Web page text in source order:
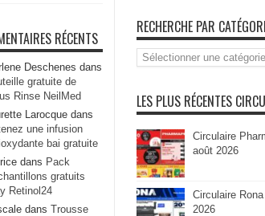
RÉCENTS
Deschenes dans
gratuite de
Rinse NeilMed
Larocque dans
une infusion
bai gratuite
dans Pack
gratuits
Retinol24
dans Trousse
RECHERCHE PAR
Recherche
par
LES PLUS RÉCENTES
Circulaire
août 2026
Circulaire
2026